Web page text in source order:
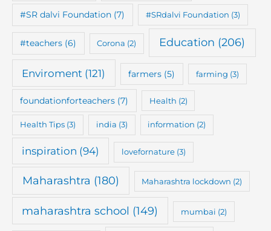
#SR dalvi Foundation (7) #SRdalvi Foundation (3)
#teachers (6) Corona (2) Education (206)
Enviroment (121) farmers (5) farming (3)
foundationforteachers (7) Health (2)
Health Tips(3) india (3) information (2)
inspiration (94) lovefornature (3)
Maharashtra (180) Maharashtra lockdown (2)
maharashtra school (149) mumbai (2)